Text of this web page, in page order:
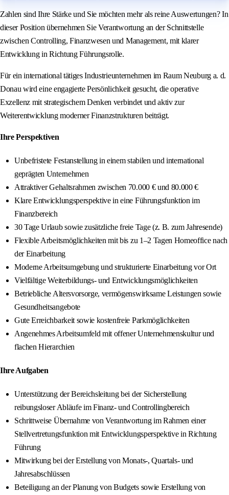
Zahlen sind Ihre Stärke und Sie möchten mehr als reine Auswertungen? In
dieser Position übernehmen Sie Verantwortung an der Schnittstelle
zwischen Controlling, Finanzwesen und Management, mit klarer
Entwicklung in Richtung Führungsrolle.
Für ein international tätiges Industrieunternehmen im Raum Neuburg a. d.
Donau wird eine engagierte Persönlichkeit gesucht, die operative
Exzellenz mit strategischem Denken verbindet und aktiv zur
Weiterentwicklung moderner Finanzstrukturen beiträgt.
Ihre Perspektiven
Unbefristete Festanstellung in einem stabilen und international
geprägten Unternehmen
Attraktiver Gehaltsrahmen zwischen 70.000 € und 80.000 €
Klare Entwicklungsperspektive in eine Führungsfunktion im
Finanzbereich
30 Tage Urlaub sowie zusätzliche freie Tage (z. B. zum Jahresende)
Flexible Arbeitsmöglichkeiten mit bis zu 1–2 Tagen Homeoffice nach
der Einarbeitung
Moderne Arbeitsumgebung und strukturierte Einarbeitung vor Ort
Vielfältige Weiterbildungs‑ und Entwicklungsmöglichkeiten
Betriebliche Altersvorsorge, vermögenswirksame Leistungen sowie
Gesundheitsangebote
Gute Erreichbarkeit sowie kostenfreie Parkmöglichkeiten
Angenehmes Arbeitsumfeld mit offener Unternehmenskultur und
flachen Hierarchien
Ihre Aufgaben
Unterstützung der Bereichsleitung bei der Sicherstellung
reibungsloser Abläufe im Finanz‑ und Controllingbereich
Schrittweise Übernahme von Verantwortung im Rahmen einer
Stellvertretungsfunktion mit Entwicklungsperspektive in Richtung
Führung
Mitwirkung bei der Erstellung von Monats‑, Quartals‑ und
Jahresabschlüssen
Beteiligung an der Planung von Budgets sowie Erstellung von